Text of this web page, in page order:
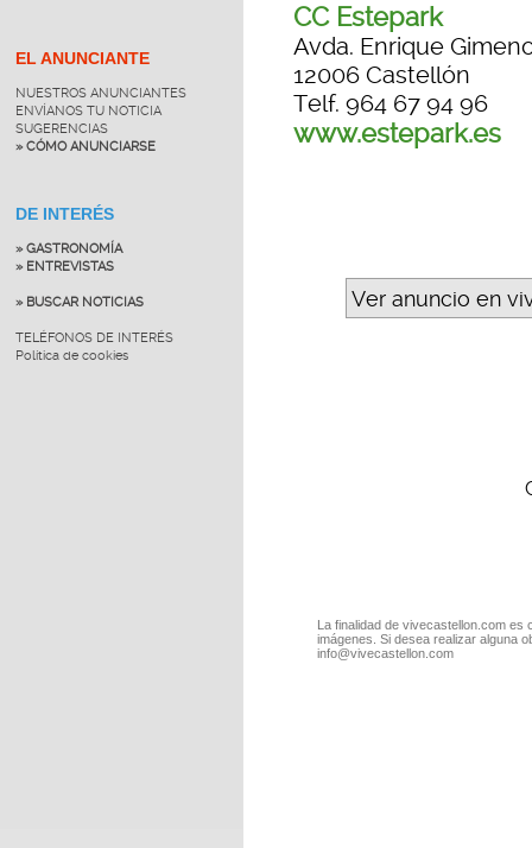
EL ANUNCIANTE
NUESTROS ANUNCIANTES
ENVÍANOS TU NOTICIA
SUGERENCIAS
» CÓMO ANUNCIARSE
DE INTERÉS
» GASTRONOMÍA
» ENTREVISTAS
» BUSCAR NOTICIAS
TELÉFONOS DE INTERÉS
Política de cookies
CC Estepark
Avda. Enrique
12006 Castellón
Telf. 964 67 94 96
www.estepark.es
Ver anuncio en
La finalidad de vivecastellon.com
imágenes. Si desea realizar alguna
info@vivecastellon.com